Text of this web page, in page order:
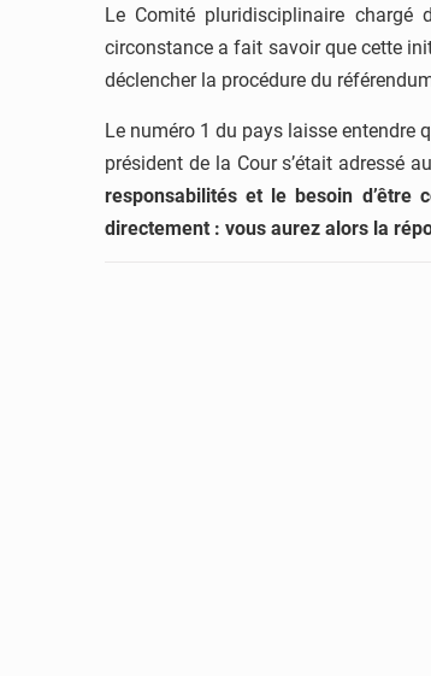
Le Comité pluridisciplinaire
circonstance a fait savoir que cette
déclencher la procédure du
Le numéro 1 du pays laisse entendre
président de la Cour s’était adressé
responsabilités et le besoin
directement : vous aurez alors la